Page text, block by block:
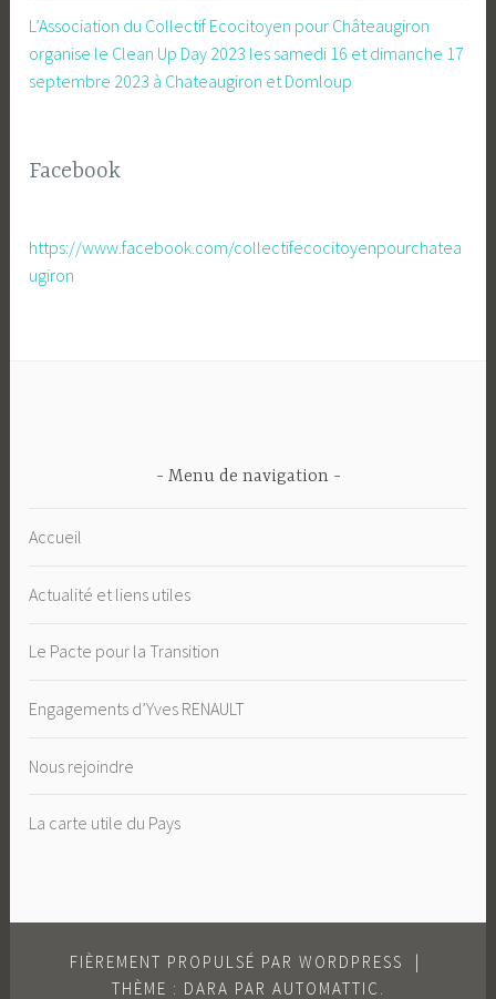
L’Association du Collectif Ecocitoyen pour Châteaugiron
organise le Clean Up Day 2023 les samedi 16 et dimanche 17
septembre 2023 à Chateaugiron et Domloup
Facebook
https://www.facebook.com/collectifecocitoyenpourchatea
ugiron
Menu de navigation
Accueil
Actualité et liens utiles
Le Pacte pour la Transition
Engagements d’Yves RENAULT
Nous rejoindre
La carte utile du Pays
FIÈREMENT PROPULSÉ PAR WORDPRESS
|
THÈME : DARA PAR AUTOMATTIC .